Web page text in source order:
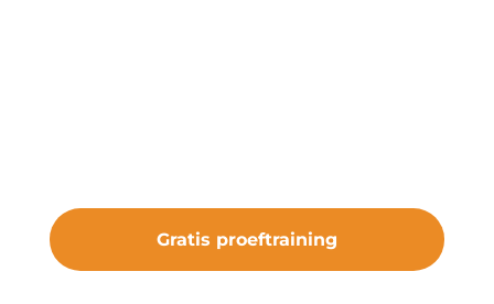
Gratis proeftraining